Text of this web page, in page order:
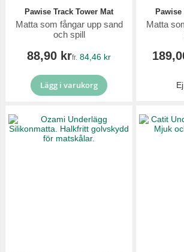
Pawise Track Tower Mat
Matta som fångar upp sand
och spill
88,90 krfr. 84,46 kr
Lägg i varukorg
Pawise
Matta